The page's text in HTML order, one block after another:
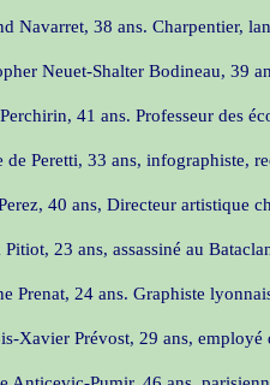
Navarret, 38 ans. Charpentier,
Neuet-Shalter Bodineau, 39
41 ans. Professeur des
de Peretti, 33 ans, infographiste,
40 ans, Directeur artistique
Pitiot, 23 ans, assassiné au
Prenat, 24 ans. Graphiste
Xavier Prévost, 29 ans,